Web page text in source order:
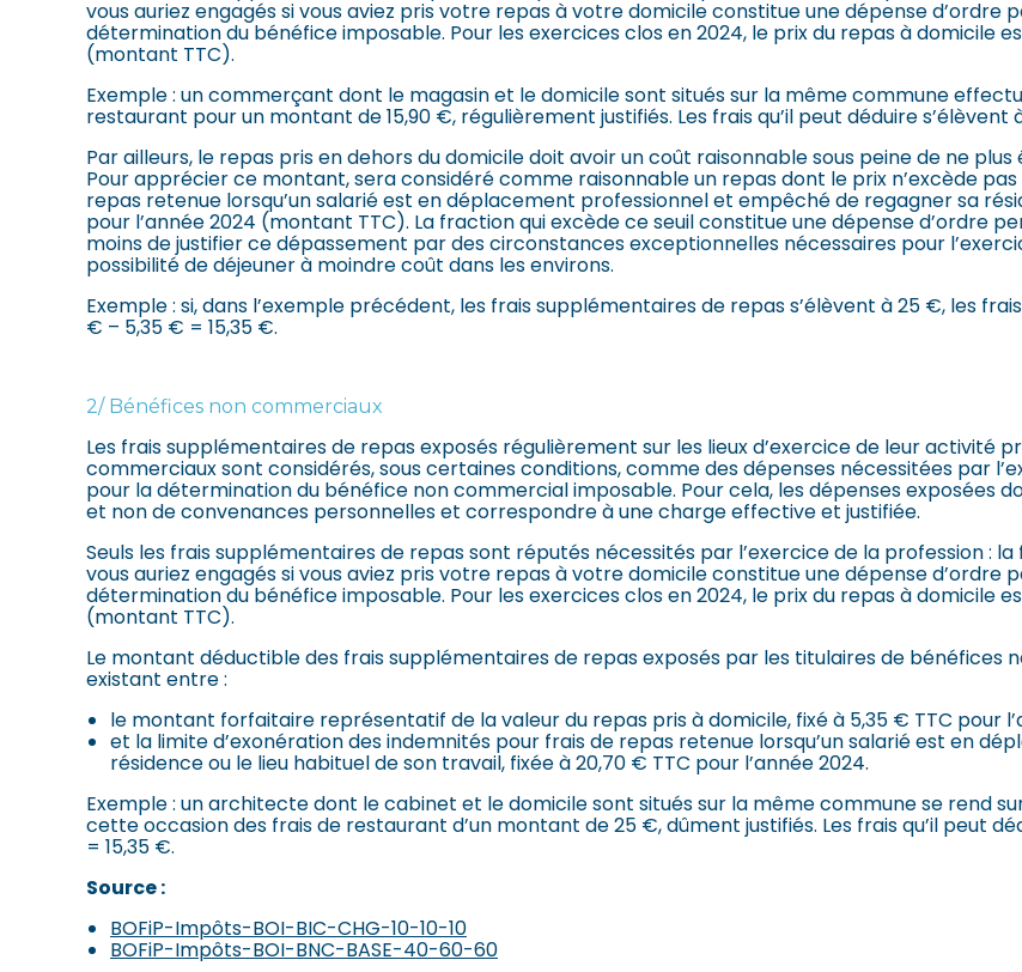
vous auriez engagés si vous aviez pris votre repas à votre domicile constitue une dépense
détermination du bénéfice imposable. Pour les exercices clos en 2024, le prix du repas à domicile
(montant TTC).
Exemple : un commerçant dont le magasin et le domicile sont situés sur la même commune
restaurant pour un montant de 15,90 €, régulièrement justifiés. Les frais qu’il peut déduire s’élèvent
Par ailleurs, le repas pris en dehors du domicile doit avoir un coût raisonnable sous peine de ne
Pour apprécier ce montant, sera considéré comme raisonnable un repas dont le prix n’excède
repas retenue lorsqu’un salarié est en déplacement professionnel et empêché de regagner sa
pour l’année 2024 (montant TTC). La fraction qui excède ce seuil constitue une dépense d’ordre
moins de justifier ce dépassement par des circonstances exceptionnelles nécessaires pour
possibilité de déjeuner à moindre coût dans les environs.
Exemple : si, dans l’exemple précédent, les frais supplémentaires de repas s’élèvent à 25 €, les
€ – 5,35 € = 15,35 €.
2/ Bénéfices non commerciaux
Les frais supplémentaires de repas exposés régulièrement sur les lieux d’exercice de leur activité
commerciaux sont considérés, sous certaines conditions, comme des dépenses nécessitées par
pour la détermination du bénéfice non commercial imposable. Pour cela, les dépenses exposées
et non de convenances personnelles et correspondre à une charge effective et justifiée.
Seuls les frais supplémentaires de repas sont réputés nécessités par l’exercice de la profession :
vous auriez engagés si vous aviez pris votre repas à votre domicile constitue une dépense
détermination du bénéfice imposable. Pour les exercices clos en 2024, le prix du repas à domicile
(montant TTC).
Le montant déductible des frais supplémentaires de repas exposés par les titulaires de
existant entre :
le montant forfaitaire représentatif de la valeur du repas pris à domicile, fixé à 5,35 € TTC pour
et la limite d’exonération des indemnités pour frais de repas retenue lorsqu’un salarié est en
résidence ou le lieu habituel de son travail, fixée à 20,70 € TTC pour l’année 2024.
Exemple : un architecte dont le cabinet et le domicile sont situés sur la même commune se rend
cette occasion des frais de restaurant d’un montant de 25 €, dûment justifiés. Les frais qu’il peut
= 15,35 €.
Source :
BOFiP-Impôts-BOI-BIC-CHG-10-10-10
BOFiP-Impôts-BOI-BNC-BASE-40-60-60